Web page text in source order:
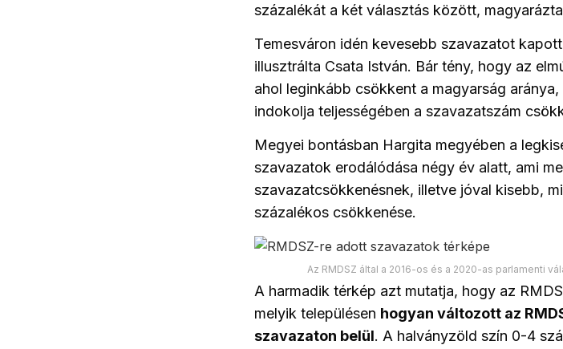
százalékát a két választás között,
Temesváron idén kevesebb szavazatot
illusztrálta Csata István. Bár tény, hogy az
ahol leginkább csökkent a magyarság
indokolja teljességében a szavazatszám
Megyei bontásban Hargita megyében a
szavazatok erodálódása négy év alatt, ami
szavazatcsökkenésnek, illetve jóval kisebb,
százalékos csökkenése.
Az RMDSZ által a 2016-os és a 2020-as parlamenti
A harmadik térkép azt mutatja, hogy az
melyik településen hogyan változott az
szavazaton belül. A halványzöld szín 0-4